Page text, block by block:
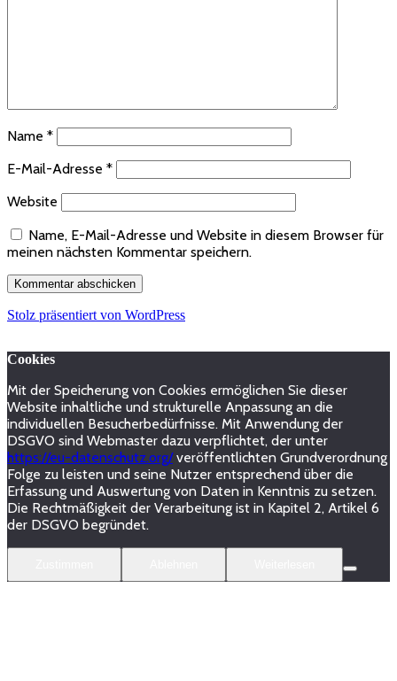
Name *
E-Mail-Adresse *
Website
Name, E-Mail-Adresse und Website in diesem Browser für
meinen nächsten Kommentar speichern.
Stolz präsentiert von WordPress
Cookies
Mit der Speicherung von Cookies ermöglichen Sie dieser
Website inhaltliche und strukturelle Anpassung an die
individuellen Besucherbedürfnisse. Mit Anwendung der
DSGVO sind Webmaster dazu verpflichtet, der unter
https://eu-datenschutz.org/veröffentlichten Grundverordnung
Folge zu leisten und seine Nutzer entsprechend über die
Erfassung und Auswertung von Daten in Kenntnis zu setzen.
Die Rechtmäßigkeit der Verarbeitung ist in Kapitel 2, Artikel 6
der DSGVO begründet.